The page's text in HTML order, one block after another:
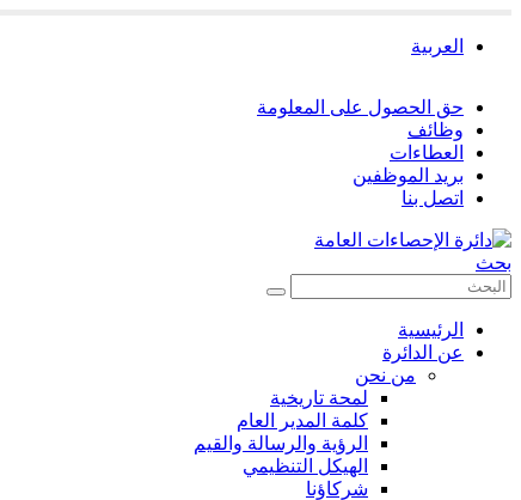
العربية
حق الحصول على المعلومة
وظائف
العطاءات
بريد الموظفين
اتصل بنا
بحث
الرئيسية
عن الدائرة
من نحن
لمحة تاريخية
كلمة المدير العام
الرؤية والرسالة والقيم
الهيكل التنظيمي
شركاؤنا